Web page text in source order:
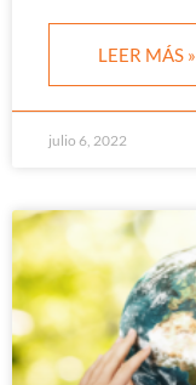
LEER MÁS »
julio 6, 2022